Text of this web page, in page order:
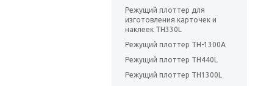
Режущий плоттер для
изготовления карточек и
наклеек TH330L
Режущий плоттер TH-1300A
Режущий плоттер TH440L
Режущий плоттер TH1300L